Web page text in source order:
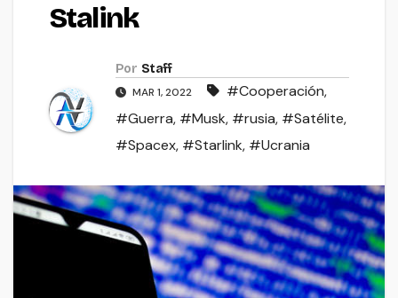
Stalink
Por Staff
MAR 1, 2022 #Cooperación,
#Guerra, #Musk, #rusia, #Satélite,
#Spacex, #Starlink, #Ucrania